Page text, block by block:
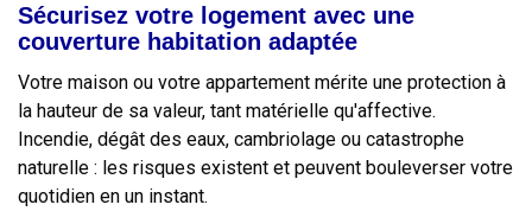
Sécurisez votre logement avec une
couverture habitation adaptée
Votre maison ou votre appartement mérite une protection à
la hauteur de sa valeur, tant matérielle qu'affective.
Incendie, dégât des eaux, cambriolage ou catastrophe
naturelle : les risques existent et peuvent bouleverser votre
quotidien en un instant.